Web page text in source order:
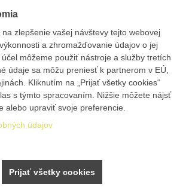
zlepšenie vašej návštevy tejto webovej
a zhromažďovanie údajov o jej
môžeme použiť nástroje a služby tretích
údaje sa môžu preniesť k partnerom v EÚ,
Kliknutím na „Prijať všetky cookies“
s týmto spracovaním. Nižšie môžete nájsť
alebo upraviť svoje preferencie.
údajov
Prijať všetky cookies